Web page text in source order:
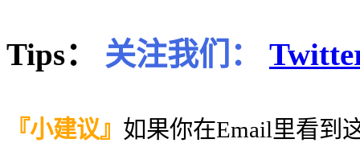
Tips： 关注我们：
『小建议』 如果你在Email里看到